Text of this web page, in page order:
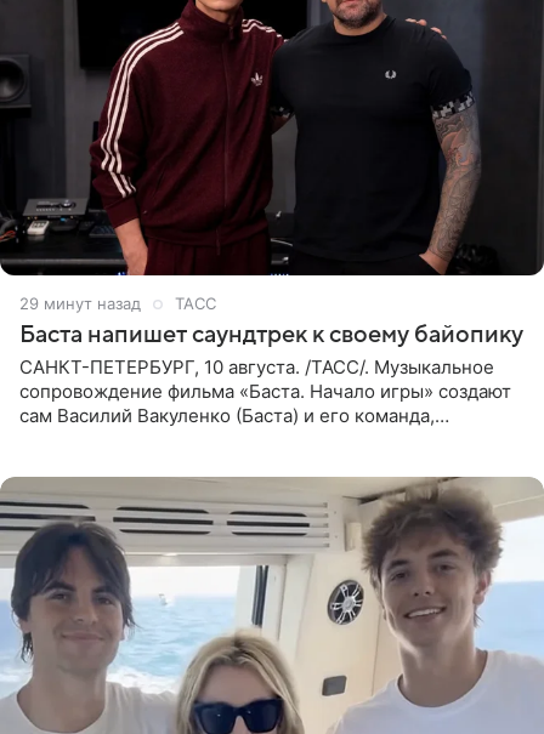
29 минут назад ТАСС
Баста напишет саундтрек к своему байопику
САНКТ-ПЕТЕРБУРГ, 10 августа. /ТАСС/. Музыкальное
сопровождение фильма «Баста. Начало игры» создают
сам Василий Вакуленко (Баста) и его команда,